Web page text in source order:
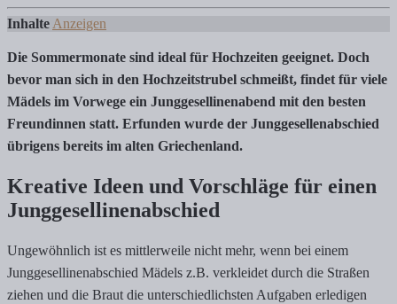
Inhalte Anzeigen
Die Sommermonate sind ideal für Hochzeiten geeignet. Doch
bevor man sich in den Hochzeitstrubel schmeißt, findet für viele
Mädels im Vorwege ein Junggesellinenabend mit den besten
Freundinnen statt. Erfunden wurde der Junggesellenabschied
übrigens bereits im alten Griechenland.
Kreative Ideen und Vorschläge für einen
Junggesellinenabschied
Ungewöhnlich ist es mittlerweile nicht mehr, wenn bei einem
Junggesellinenabschied Mädels z.B. verkleidet durch die Straßen
ziehen und die Braut die unterschiedlichsten Aufgaben erledigen